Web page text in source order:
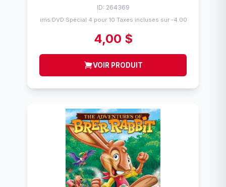
ID: 264369
Flims/DVD Spécial 4 pour 10 Taxes incluses sur -4.00$
4,00 $
VOIR PRODUIT